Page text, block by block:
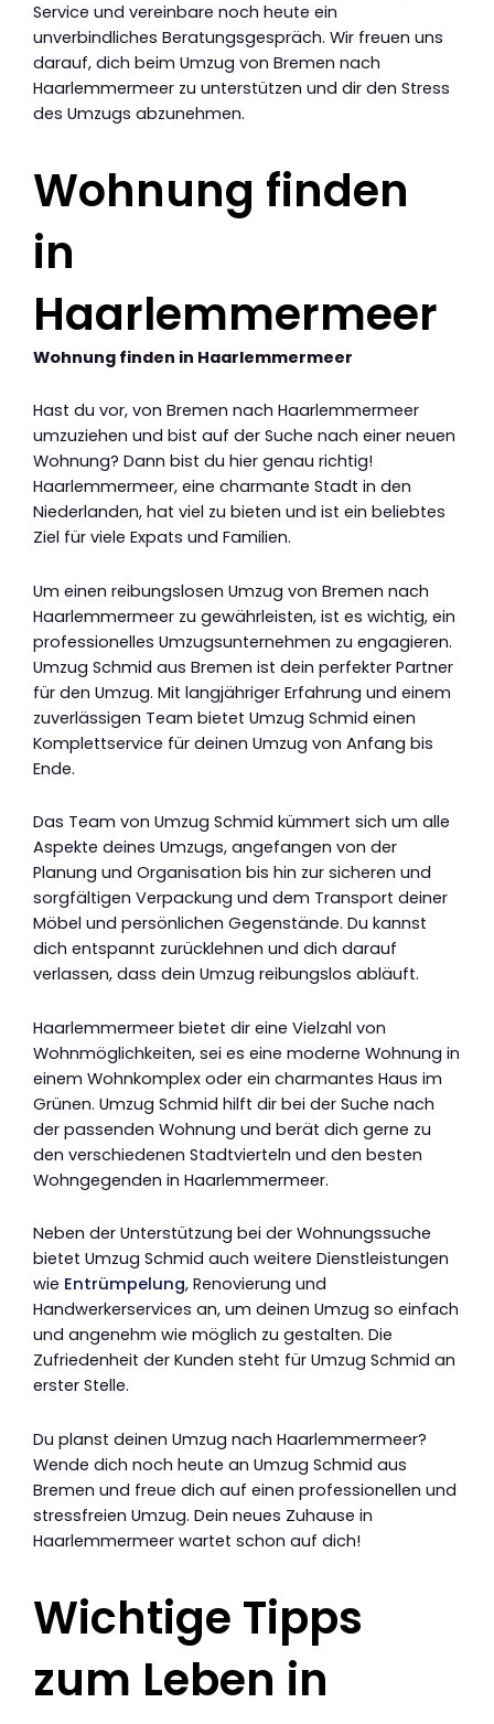
Service und vereinbare noch heute ein
unverbindliches Beratungsgespräch. Wir freuen uns
darauf, dich beim Umzug von Bremen nach
Haarlemmermeer zu unterstützen und dir den Stress
des Umzugs abzunehmen.
Wohnung finden
in
Haarlemmermeer
Wohnung finden in Haarlemmermeer
Hast du vor, von Bremen nach Haarlemmermeer
umzuziehen und bist auf der Suche nach einer neuen
Wohnung? Dann bist du hier genau richtig!
Haarlemmermeer, eine charmante Stadt in den
Niederlanden, hat viel zu bieten und ist ein beliebtes
Ziel für viele Expats und Familien.
Um einen reibungslosen Umzug von Bremen nach
Haarlemmermeer zu gewährleisten, ist es wichtig, ein
professionelles Umzugsunternehmen zu engagieren.
Umzug Schmid aus Bremen ist dein perfekter Partner
für den Umzug. Mit langjähriger Erfahrung und einem
zuverlässigen Team bietet Umzug Schmid einen
Komplettservice für deinen Umzug von Anfang bis
Ende.
Das Team von Umzug Schmid kümmert sich um alle
Aspekte deines Umzugs, angefangen von der
Planung und Organisation bis hin zur sicheren und
sorgfältigen Verpackung und dem Transport deiner
Möbel und persönlichen Gegenstände. Du kannst
dich entspannt zurücklehnen und dich darauf
verlassen, dass dein Umzug reibungslos abläuft.
Haarlemmermeer bietet dir eine Vielzahl von
Wohnmöglichkeiten, sei es eine moderne Wohnung in
einem Wohnkomplex oder ein charmantes Haus im
Grünen. Umzug Schmid hilft dir bei der Suche nach
der passenden Wohnung und berät dich gerne zu
den verschiedenen Stadtvierteln und den besten
Wohngegenden in Haarlemmermeer.
Neben der Unterstützung bei der Wohnungssuche
bietet Umzug Schmid auch weitere Dienstleistungen
wie Entrümpelung, Renovierung und
Handwerkerservices an, um deinen Umzug so einfach
und angenehm wie möglich zu gestalten. Die
Zufriedenheit der Kunden steht für Umzug Schmid an
erster Stelle.
Du planst deinen Umzug nach Haarlemmermeer?
Wende dich noch heute an Umzug Schmid aus
Bremen und freue dich auf einen professionellen und
stressfreien Umzug. Dein neues Zuhause in
Haarlemmermeer wartet schon auf dich!
Wichtige Tipps
zum Leben in